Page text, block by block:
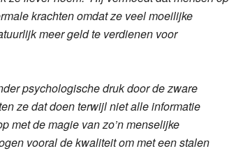
krachten omdat ze veel moeilijke
meer geld te verdienen voor
psychologische druk door de zware
ze dat doen terwijl niet alle informatie
met de magie van zo’n menselijke
vooral de kwaliteit om met een stalen